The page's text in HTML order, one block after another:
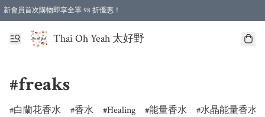
新會員首次購物即享全單 98 折優惠！
特選會員可享全單低至 96 折優惠！
Thai Oh Yeah 太好野
#freaks
白蘭花香水 香水 Healing 能量香水
水晶能量香水